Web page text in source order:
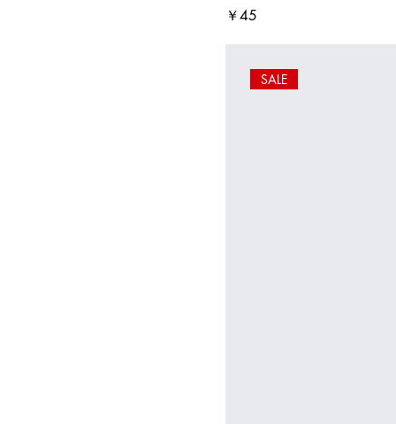
価格
￥45
SALE